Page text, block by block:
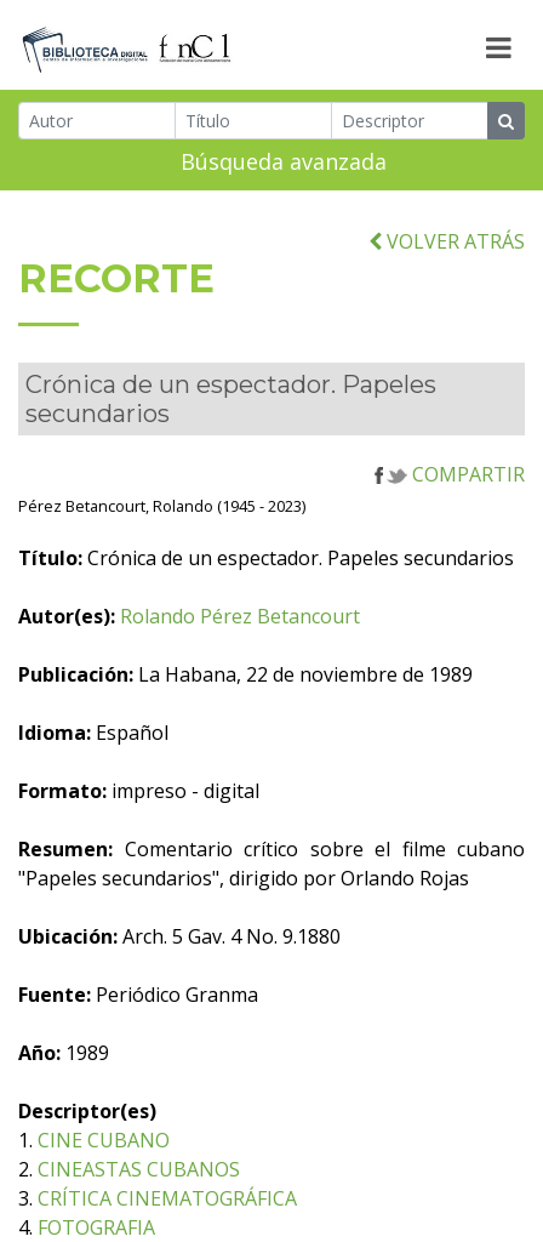
Búsqueda avanzada
VOLVER ATRÁS
RECORTE
Crónica de un espectador. Papeles
secundarios
COMPARTIR
Pérez Betancourt, Rolando (1945 - 2023)
Título:Crónica de un espectador. Papeles secundarios
Autor(es): Rolando Pérez Betancourt
Publicación: La Habana, 22 de noviembre de 1989
Idioma: Español
Formato: impreso - digital
Resumen: Comentario crítico sobre el filme cubano
"Papeles secundarios", dirigido por Orlando Rojas
Ubicación:Arch. 5 Gav. 4 No. 9.1880
Fuente: Periódico Granma
Año: 1989
Descriptor(es)
1. CINE CUBANO
2. CINEASTAS CUBANOS
3. CRÍTICA CINEMATOGRÁFICA
4. FOTOGRAFIA